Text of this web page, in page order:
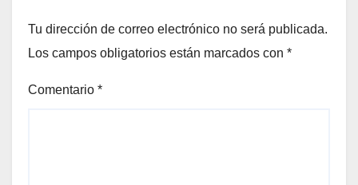
Tu dirección de correo electrónico no será publicada.
Los campos obligatorios están marcados con *
Comentario *